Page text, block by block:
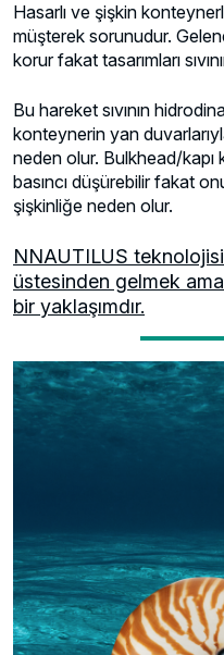
Hasarlı ve şişkin
müşterek sorunudur.
korur fakat tasarımları
Bu hareket sıvının
konteynerin yan
neden olur. Bulkhead/kapı
basıncı düşürebilir fakat
şişkinliğe neden olur.
NNAUTILUS
üstesinden gelmek
bir yaklaşımdır.